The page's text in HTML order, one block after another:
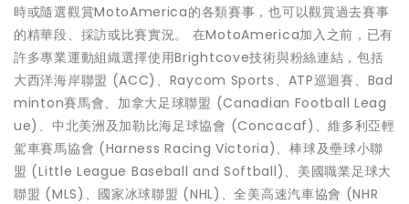
時或隨選觀賞MotoAmerica的各類賽事，也可以觀賞過去賽事
的精華段、採訪或比賽實況。 在MotoAmerica加入之前，已有
許多專業運動組織選擇使用Brightcove技術與粉絲連結，包括
大西洋海岸聯盟 (ACC)、Raycom Sports、ATP巡迴賽、Bad
minton賽馬會、加拿大足球聯盟 (Canadian Football Leag
ue)、中北美洲及加勒比海足球協會 (Concacaf)、維多利亞輕
駕車賽馬協會 (Harness Racing Victoria)、棒球及壘球小聯
盟 (Little League Baseball and Softball)、美國職業足球大
聯盟 (MLS)、國家冰球聯盟 (NHL)、全美高速汽車協會 (NHR